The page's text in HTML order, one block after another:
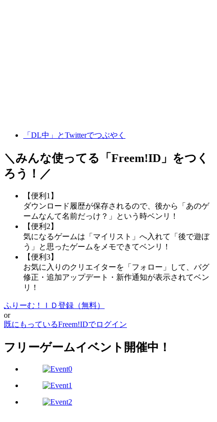
「DL中」とTwitterでつぶやく
＼みんな使ってる「 Freem!ID 」をつく
ろう！／
【便利1】
ダウンロード履歴が保存されるので、後から「あのゲ
ームなんて名前だっけ？」という時ベンリ！
【便利2】
気になるゲームは「マイリスト」へ入れて「後で遊ぼ
う」と思ったゲームをメモできてベンリ！
【便利3】
お気に入りのクリエイターを「フォロー」して、バグ
修正・追加アップデート・新作通知が表示されてベン
リ！
ふりーむ！ＩＤ登録（無料）
or
既にもっているFreem!IDでログイン
フリーゲームイベント開催中！